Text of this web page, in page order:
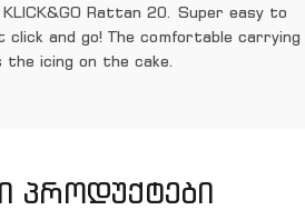
Rattan 20. Super easy to
and go! The comfortable carrying
the icing on the cake.
ᲞᲠᲝᲓᲣᲥᲢᲔᲑᲘ